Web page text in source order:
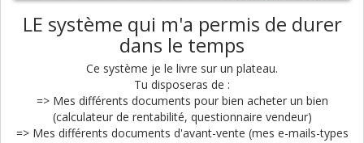
LE système qui m'a permis de durer
dans le temps
Ce système je le livre sur un plateau.
Tu disposeras de :
=> Mes différents documents pour bien acheter un bien
(calculateur de rentabilité, questionnaire vendeur)
=> Mes différents documents d'avant-vente (mes e-mails-types